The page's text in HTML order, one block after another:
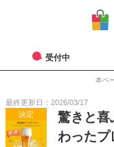
受付中
本ペ
最終更新日：2026/03/17
決定
驚きと喜
わったプ